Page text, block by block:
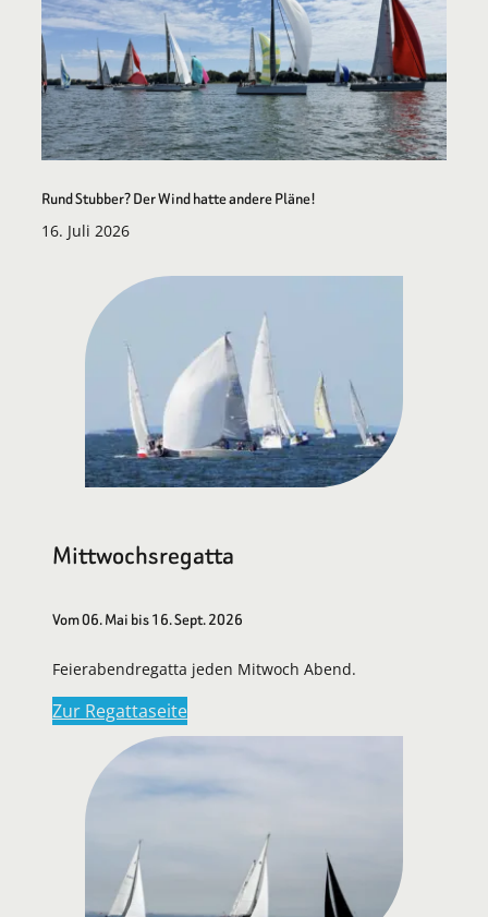
Rund Stubber? Der Wind hatte andere Pläne!
16. Juli 2026
Mittwochsregatta
Vom 06. Mai bis 16. Sept. 2026
Feierabendregatta jeden Mitwoch Abend.
Zur Regattaseite